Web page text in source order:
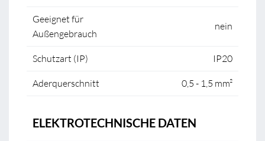
Geeignet für
Außengebrauch
nein
Schutzart (IP) IP20
Aderquerschnitt 0,5 - 1,5 mm²
ELEKTROTECHNISCHE DATEN